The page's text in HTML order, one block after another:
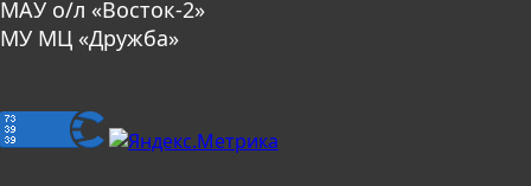
МАУ о/л «Восток-2»
МУ МЦ «Дружба»